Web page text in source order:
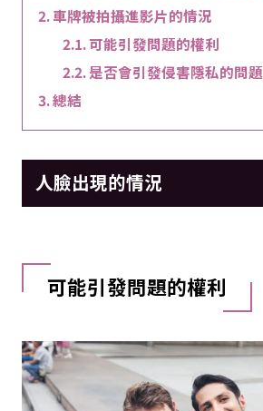
車牌被拍攝進影片的情況
可能引發問題的權利
是否會引發侵害隱私的問題
總結
人臉出現的情況
可能引發問題的權利